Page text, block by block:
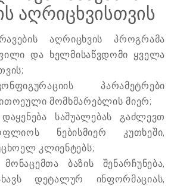
აღრიცხვისთვის
აღრიცხვის პროგრამა
და ხელმისაწვდომი ყველა
პარამეტრები
მომხმარებლის მიერ;
საშუალებას გაძლევთ
ნებისმიერ კუთხეში,
კლიენტებს;
ბაზის შენარჩუნება,
დეტალურ ინფორმაციას,